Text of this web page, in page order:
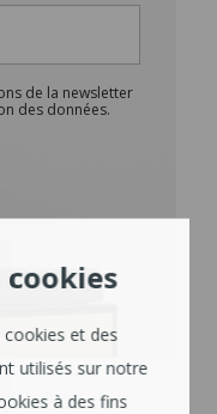
cookies
et des
utilisés sur notre
à des fins
de la newsletter
des données.